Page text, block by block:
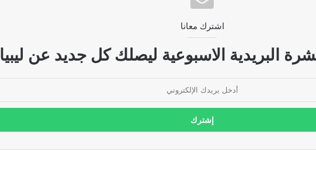
اشترك معانا
البريدية الاسبوعية ليصلك كل جديد عن ليبيا